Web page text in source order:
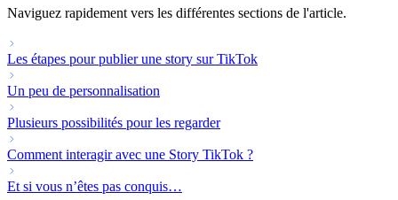
Naviguez rapidement vers les différentes sections de l'article.
Les étapes pour publier une story sur TikTok
Un peu de personnalisation
Plusieurs possibilités pour les regarder
Comment interagir avec une Story TikTok ?
Et si vous n’êtes pas conquis…